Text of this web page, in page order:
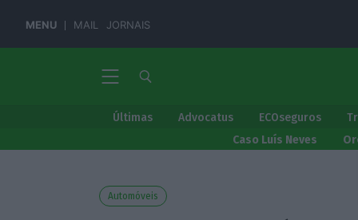
MENU MAIL JORNAIS
Últimas Advocatus ECOseguros
Caso Luís Neves
Automóveis